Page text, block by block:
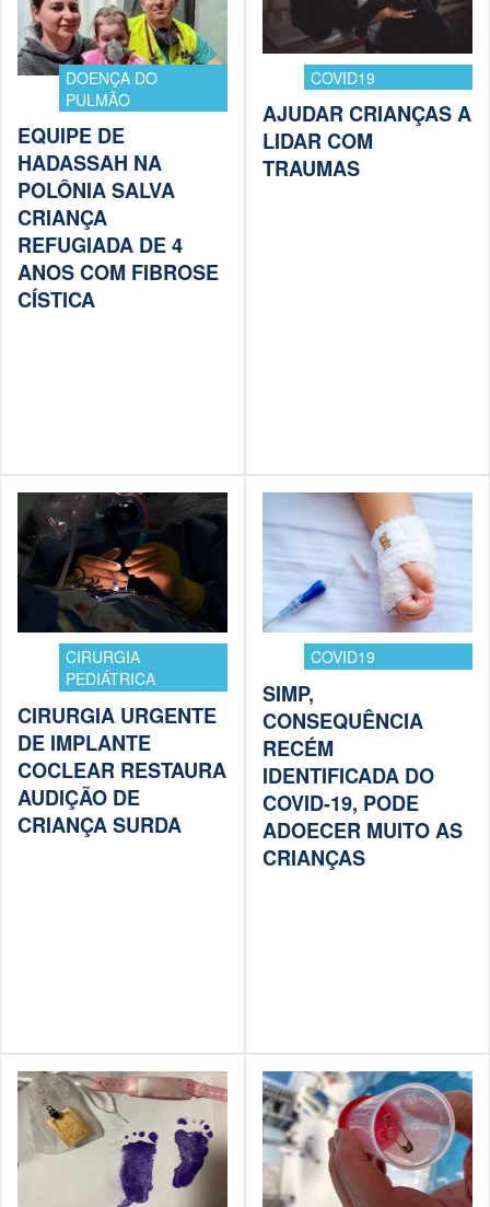
DOENÇA DO
PULMÃO
EQUIPE DE
HADASSAH NA
POLÔNIA SALVA
CRIANÇA
REFUGIADA DE 4
ANOS COM FIBROSE
CÍSTICA
COVID19
AJUDAR CRIANÇAS A
LIDAR COM
TRAUMAS
CIRURGIA
PEDIÁTRICA
CIRURGIA URGENTE
DE IMPLANTE
COCLEAR RESTAURA
AUDIÇÃO DE
CRIANÇA SURDA
COVID19
SIMP,
CONSEQUÊNCIA
RECÉM
IDENTIFICADA DO
COVID-19, PODE
ADOECER MUITO AS
CRIANÇAS